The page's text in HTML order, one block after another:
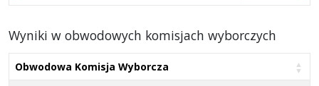
Wyniki w obwodowych komisjach wyborczych
Obwodowa Komisja Wyborcza